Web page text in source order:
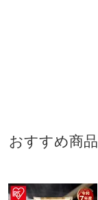
おすすめ商品